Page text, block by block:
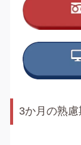
3か月の熟